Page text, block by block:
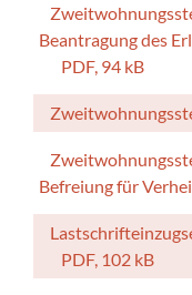
Beantragung des
PDF, 94 kB
Befreiung für
PDF, 102 kB